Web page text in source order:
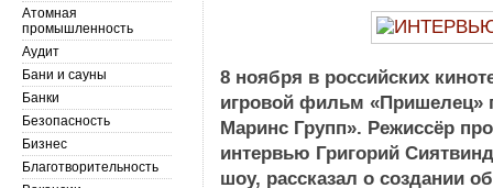
8 ноября в российских
игровой фильм «Пришелец»
Маринс Групп». Режиссёр
интервью Григорий
шоу, рассказал о создании
Атомная
промышленность
Аудит
Бани и сауны
Банки
Безопасность
Бизнес
Благотворительность